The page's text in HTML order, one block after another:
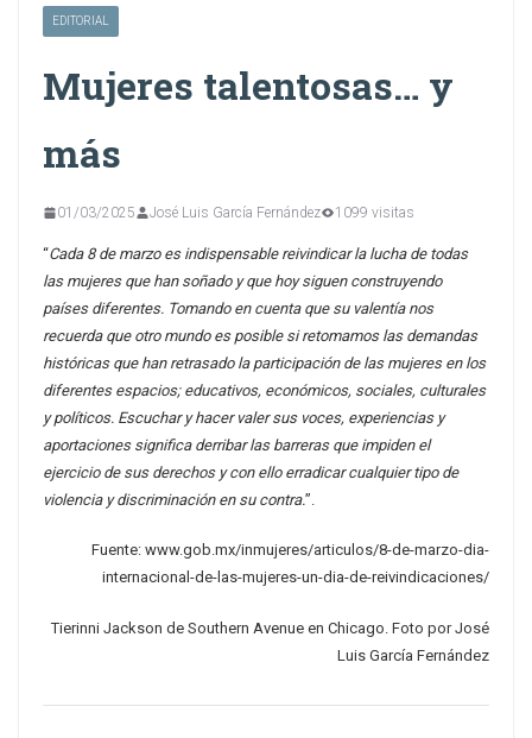
EDITORIAL
Mujeres talentosas… y
más
01/03/2025 José Luis García Fernández 1099 visitas
“Cada 8 de marzo es indispensable reivindicar la lucha de todas
las mujeres que han soñado y que hoy siguen construyendo
países diferentes. Tomando en cuenta que su valentía nos
recuerda que otro mundo es posible si retomamos las demandas
históricas que han retrasado la participación de las mujeres en los
diferentes espacios; educativos, económicos, sociales, culturales
y políticos. Escuchar y hacer valer sus voces, experiencias y
aportaciones significa derribar las barreras que impiden el
ejercicio de sus derechos y con ello erradicar cualquier tipo de
violencia y discriminación en su contra.”.
Fuente: www.gob.mx/inmujeres/articulos/8-de-marzo-dia-
internacional-de-las-mujeres-un-dia-de-reivindicaciones/
Tierinni Jackson de Southern Avenue en Chicago. Foto por José
Luis García Fernández